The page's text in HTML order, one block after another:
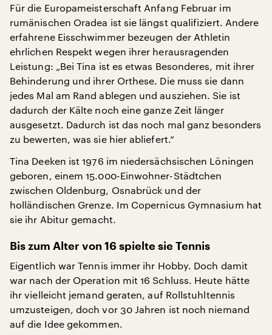
Für die Europameisterschaft Anfang Februar im
rumänischen Oradea ist sie längst qualifiziert. Andere
erfahrene Eisschwimmer bezeugen der Athletin
ehrlichen Respekt wegen ihrer herausragenden
Leistung: „Bei Tina ist es etwas Besonderes, mit ihrer
Behinderung und ihrer Orthese. Die muss sie dann
jedes Mal am Rand ablegen und ausziehen. Sie ist
dadurch der Kälte noch eine ganze Zeit länger
ausgesetzt. Dadurch ist das noch mal ganz besonders
zu bewerten, was sie hier abliefert.“
Tina Deeken ist 1976 im niedersächsischen Löningen
geboren, einem 15.000-Einwohner-Städtchen
zwischen Oldenburg, Osnabrück und der
holländischen Grenze. Im Copernicus Gymnasium hat
sie ihr Abitur gemacht.
Bis zum Alter von 16 spielte sie Tennis
Eigentlich war Tennis immer ihr Hobby. Doch damit
war nach der Operation mit 16 Schluss. Heute hätte
ihr vielleicht jemand geraten, auf Rollstuhltennis
umzusteigen, doch vor 30 Jahren ist noch niemand
auf die Idee gekommen.